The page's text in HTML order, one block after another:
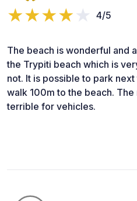
4/5
The beach is wonderful and
the Trypiti beach which is
not. It is possible to park
walk 100m to the beach.
terrible for vehicles.